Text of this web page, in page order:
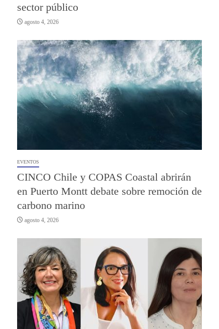
sector público
agosto 4, 2026
EVENTOS
CINCO Chile y COPAS Coastal abrirán
en Puerto Montt debate sobre remoción de
carbono marino
agosto 4, 2026